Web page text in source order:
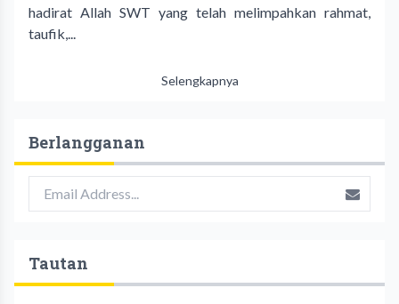
hadirat Allah SWT yang telah melimpahkan rahmat,
taufik,...
Selengkapnya
Berlangganan
Tautan